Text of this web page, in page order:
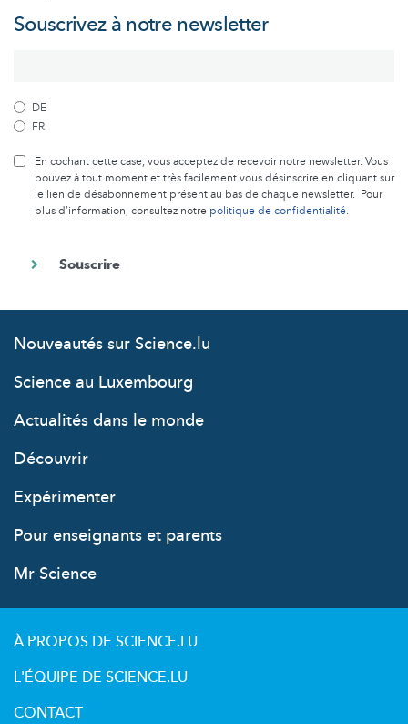
Souscrivez à notre newsletter
DE
FR
En cochant cette case, vous acceptez de recevoir notre newsletter. Vous
pouvez à tout moment et très facilement vous désinscrire en cliquant sur
le lien de désabonnement présent au bas de chaque newsletter. Pour
plus d’information, consultez notre politique de confidentialité.
Nouveautés sur Science.lu
Science au Luxembourg
Actualités dans le monde
Découvrir
Expérimenter
Pour enseignants et parents
Mr Science
À PROPOS DE SCIENCE.LU
L'ÉQUIPE DE SCIENCE.LU
CONTACT